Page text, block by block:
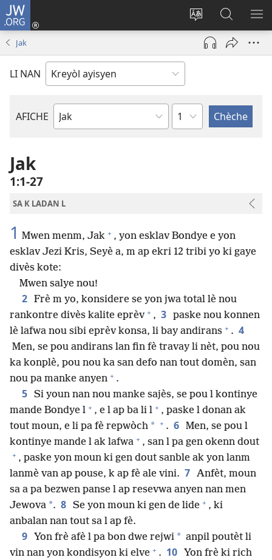
JW.ORG
Chanje
lang
sit
Konekte
(opens
window)
Fè
rechèch
sou
Jak
LI NAN
AFICHE
Liv
chapit
Jak
1​:​1-27
SA K LADAN L
1 Mwen menm, Jak + , yon esklav Bondye e yon
esklav Jezi Kris, Seyè a, m ap ekri 12 tribi yo ki gaye
divès kote:
Mwen salye nou!
2 Frè m yo, konsidere se yon jwa total lè nou
rankontre divès kalite eprèv + , 3 paske nou konnen
lè lafwa nou sibi eprèv konsa, li bay andirans + . 4
Men, se pou andirans lan fin fè travay li nèt, pou nou
ka konplè, pou nou ka san defo nan tout domèn, san
nou pa manke anyen + .
5 Si youn nan nou manke sajès, se pou l kontinye
mande Bondye l + , e l ap ba li l + , paske l donan ak
tout moun, e li pa fè repwòch * + . 6 Men, se pou l
kontinye mande l ak lafwa + , san l pa gen okenn dout
+ , paske yon moun ki gen dout sanble ak yon lanm
lanmè van ap pouse, k ap fè ale vini. 7 Anfèt, moun
sa a pa bezwen panse l ap resevwa anyen nan men
Jewova *. 8 Se yon moun ki gen de lide + , ki
anbalan nan tout sa l ap fè.
9 Yon frè afè l pa bon dwe rejwi * anpil poutèt li
vin nan yon kondisyon ki elve + . 10
Yon frè ki rich